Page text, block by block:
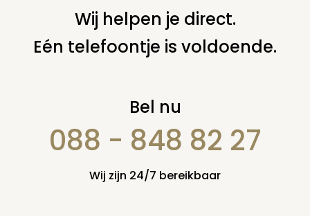
Vind een onderneming of
instelling
Zoeken
Terug naar overzicht
Wij helpen je direct.
Eén telefoontje is voldoende.
Bel nu
088 - 848 82 27
Wij zijn 24/7 bereikbaar